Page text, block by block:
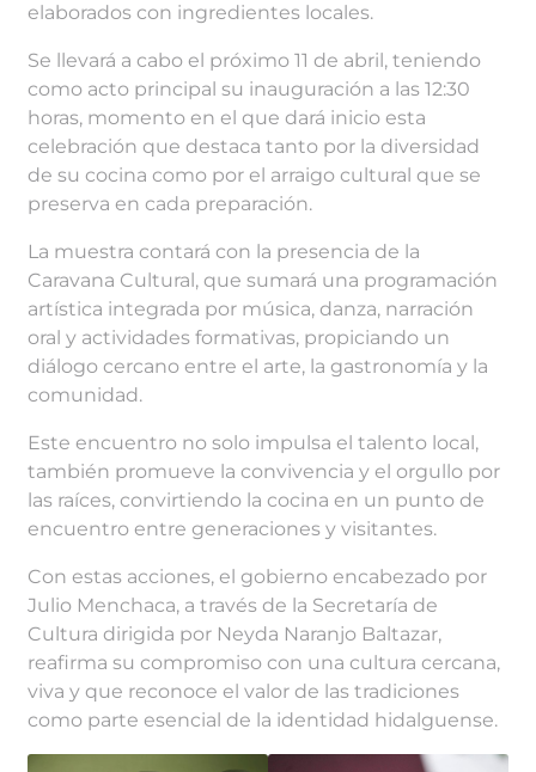
elaborados con ingredientes locales.
Se llevará a cabo el próximo 11 de abril, teniendo
como acto principal su inauguración a las 12:30
horas, momento en el que dará inicio esta
celebración que destaca tanto por la diversidad
de su cocina como por el arraigo cultural que se
preserva en cada preparación.
La muestra contará con la presencia de la
Caravana Cultural, que sumará una programación
artística integrada por música, danza, narración
oral y actividades formativas, propiciando un
diálogo cercano entre el arte, la gastronomía y la
comunidad.
Este encuentro no solo impulsa el talento local,
también promueve la convivencia y el orgullo por
las raíces, convirtiendo la cocina en un punto de
encuentro entre generaciones y visitantes.
Con estas acciones, el gobierno encabezado por
Julio Menchaca, a través de la Secretaría de
Cultura dirigida por Neyda Naranjo Baltazar,
reafirma su compromiso con una cultura cercana,
viva y que reconoce el valor de las tradiciones
como parte esencial de la identidad hidalguense.